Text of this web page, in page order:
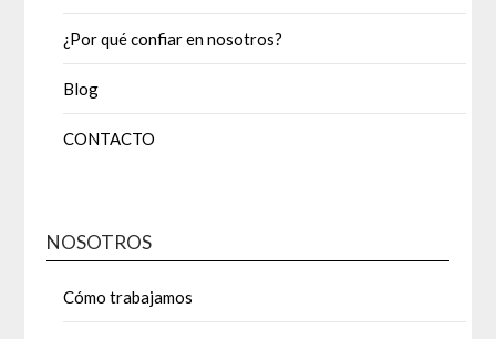
¿Por qué confiar en nosotros?
Blog
CONTACTO
NOSOTROS
Cómo trabajamos